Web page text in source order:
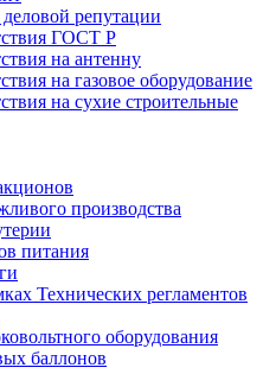
репутации
ГОСТ Р
на антенну
на газовое оборудование
на сухие строительные
производства
питания
Технических регламентов
оборудования
баллонов